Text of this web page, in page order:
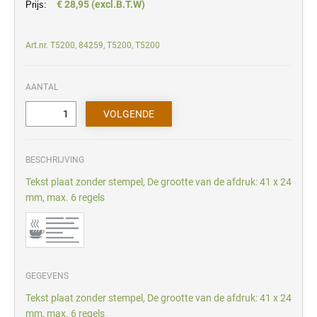
Prijs: € 28,95 (excl.B.T.W)
Art.nr. T5200, 84259, T5200, T5200
AANTAL
BESCHRIJVING
Tekst plaat zonder stempel, De grootte van de afdruk: 41 x 24
mm, max. 6 regels
GEGEVENS
Tekst plaat zonder stempel, De grootte van de afdruk: 41 x 24
mm, max. 6 regels